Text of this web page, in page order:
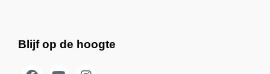
Blijf op de hoogte